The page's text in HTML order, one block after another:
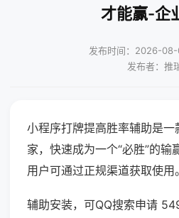
才能赢-企
发布时间：2026-08-
发布者：推
小程序打牌提高胜率辅助是
家，快速成为一个“必胜”的输
用户可通过正规渠道获取使用。
辅助安装，可QQ搜索申请